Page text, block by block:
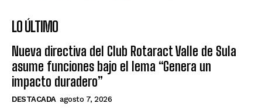
LO ÚLTIMO
Nueva directiva del Club Rotaract Valle de Sula
asume funciones bajo el lema “Genera un
impacto duradero”
DESTACADA agosto 7, 2026